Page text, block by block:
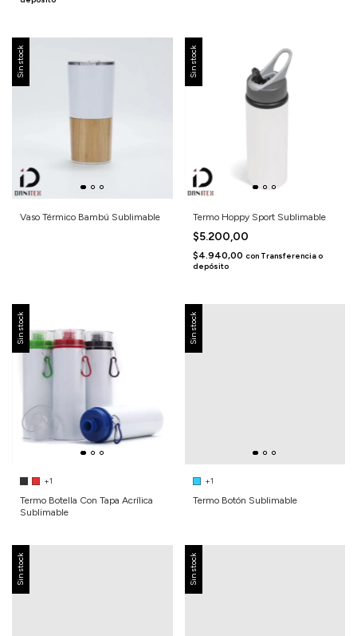
Sin stock
Vaso Térmico Bambú Sublimable
Sin stock
Termo Hoppy Sport Sublimable
$5.200,00
$4.940,00 con Transferencia o
depósito
Sin stock
+1
Termo Botella Con Tapa Acrílica
Sublimable
Sin stock
+1
Termo Botón Sublimable
Sin stock Sin stock